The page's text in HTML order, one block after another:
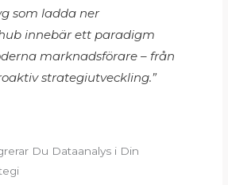
som ladda ner
innebär ett paradigm
marknadsförare – från
strategiutveckling.”
Du Dataanalys i Din